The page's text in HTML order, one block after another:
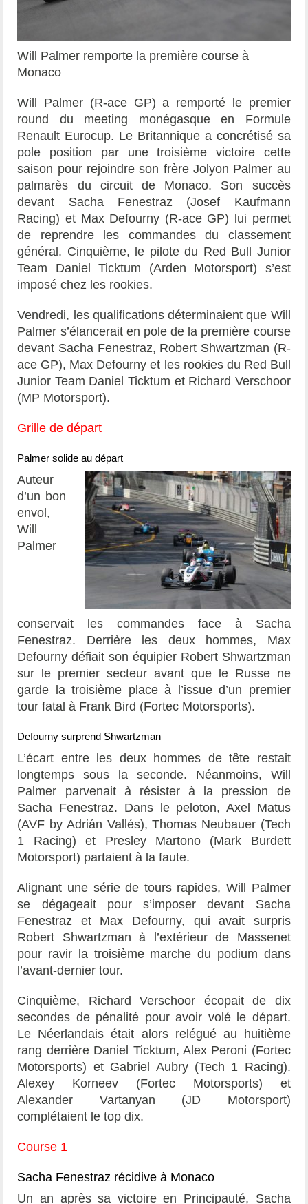
Will Palmer remporte la première course à
Monaco
Will Palmer (R-ace GP) a remporté le premier
round du meeting monégasque en Formule
Renault Eurocup. Le Britannique a concrétisé sa
pole position par une troisième victoire cette
saison pour rejoindre son frère Jolyon Palmer au
palmarès du circuit de Monaco. Son succès
devant Sacha Fenestraz (Josef Kaufmann
Racing) et Max Defourny (R-ace GP) lui permet
de reprendre les commandes du classement
général. Cinquième, le pilote du Red Bull Junior
Team Daniel Ticktum (Arden Motorsport) s’est
imposé chez les rookies.
Vendredi, les qualifications déterminaient que Will
Palmer s’élancerait en pole de la première course
devant Sacha Fenestraz, Robert Shwartzman (R-
ace GP), Max Defourny et les rookies du Red Bull
Junior Team Daniel Ticktum et Richard Verschoor
(MP Motorsport).
Grille de départ
Palmer solide au départ
Auteur
d’un bon
envol,
Will
Palmer
conservait les commandes face à Sacha
Fenestraz. Derrière les deux hommes, Max
Defourny défiait son équipier Robert Shwartzman
sur le premier secteur avant que le Russe ne
garde la troisième place à l’issue d’un premier
tour fatal à Frank Bird (Fortec Motorsports).
Defourny surprend Shwartzman
L’écart entre les deux hommes de tête restait
longtemps sous la seconde. Néanmoins, Will
Palmer parvenait à résister à la pression de
Sacha Fenestraz. Dans le peloton, Axel Matus
(AVF by Adrián Vallés), Thomas Neubauer (Tech
1 Racing) et Presley Martono (Mark Burdett
Motorsport) partaient à la faute.
Alignant une série de tours rapides, Will Palmer
se dégageait pour s’imposer devant Sacha
Fenestraz et Max Defourny, qui avait surpris
Robert Shwartzman à l’extérieur de Massenet
pour ravir la troisième marche du podium dans
l’avant-dernier tour.
Cinquième, Richard Verschoor écopait de dix
secondes de pénalité pour avoir volé le départ.
Le Néerlandais était alors relégué au huitième
rang derrière Daniel Ticktum, Alex Peroni (Fortec
Motorsports) et Gabriel Aubry (Tech 1 Racing).
Alexey Korneev (Fortec Motorsports) et
Alexander Vartanyan (JD Motorsport)
complétaient le top dix.
Course 1
Sacha Fenestraz récidive à Monaco
Un an après sa victoire en Principauté, Sacha